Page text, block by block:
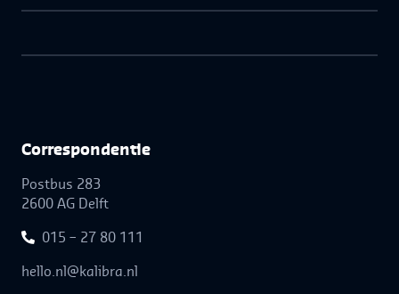
Correspon­dentie
Postbus 283
2600 AG Delft
015 – 27 80 111
hello.nl@kalibra.nl